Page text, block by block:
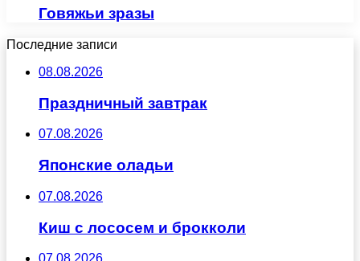
Говяжьи зразы
Последние записи
08.08.2026
Праздничный завтрак
07.08.2026
Японские оладьи
07.08.2026
Киш с лососем и брокколи